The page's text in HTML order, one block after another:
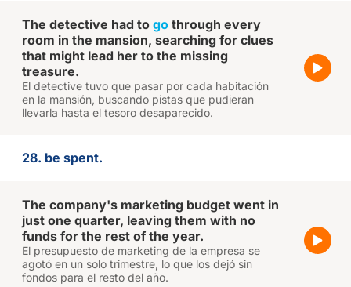
The detective had to go through every
room in the mansion, searching for clues
that might lead her to the missing
treasure.
El detective tuvo que pasar por cada habitación
en la mansión, buscando pistas que pudieran
llevarla hasta el tesoro desaparecido.
28. be spent.
The company's marketing budget went in
just one quarter, leaving them with no
funds for the rest of the year.
El presupuesto de marketing de la empresa se
agotó en un solo trimestre, lo que los dejó sin
fondos para el resto del año.